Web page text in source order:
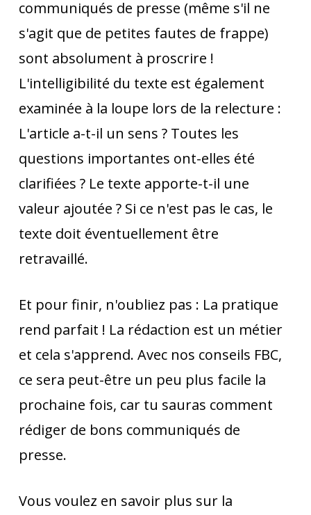
communiqués de presse (même s'il ne
s'agit que de petites fautes de frappe)
sont absolument à proscrire !
L'intelligibilité du texte est également
examinée à la loupe lors de la relecture :
L'article a-t-il un sens ? Toutes les
questions importantes ont-elles été
clarifiées ? Le texte apporte-t-il une
valeur ajoutée ? Si ce n'est pas le cas, le
texte doit éventuellement être
retravaillé.
Et pour finir, n'oubliez pas : La pratique
rend parfait ! La rédaction est un métier
et cela s'apprend. Avec nos conseils FBC,
ce sera peut-être un peu plus facile la
prochaine fois, car tu sauras comment
rédiger de bons communiqués de
presse.
Vous voulez en savoir plus sur la